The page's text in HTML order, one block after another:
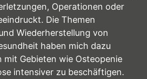
Operationen oder
Die Themen
Wiederherstellung von
haben mich dazu
Gebieten wie Osteopenie
intensiver zu beschäftigen.